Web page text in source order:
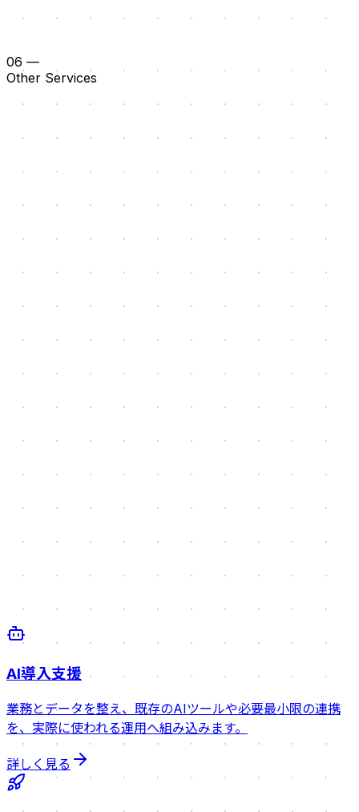
06 —
Other Services
AI導入支援
業務とデータを整え、既存のAIツールや必要最小限の連携
を、実際に使われる運用へ組み込みます。
詳しく見る